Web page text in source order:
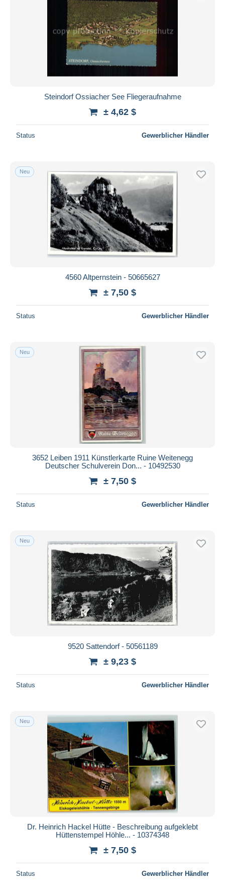
Steindorf Ossiacher See Fliegeraufnahme
± 4,62 $
Status Gewerblicher Händler
Neu
4560 Altpernstein - 50665627
± 7,50 $
Status Gewerblicher Händler
Neu
3652 Leiben 1911 Künstlerkarte Ruine Weitenegg
Deutscher Schulverein Don... - 10492530
± 7,50 $
Status Gewerblicher Händler
Neu
9520 Sattendorf - 50561189
± 9,23 $
Status Gewerblicher Händler
Neu
Dr. Heinrich Hackel Hütte - Beschreibung aufgeklebt
Hüttenstempel Höhle... - 10374348
± 7,50 $
Status Gewerblicher Händler